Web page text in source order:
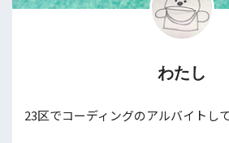
わたし
23区でコーディングのアルバイトし